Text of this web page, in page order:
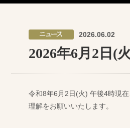
2026.06.02
2026年6月2日(
令和8年6月2日(火) 午後4時現
理解をお願いいたします。